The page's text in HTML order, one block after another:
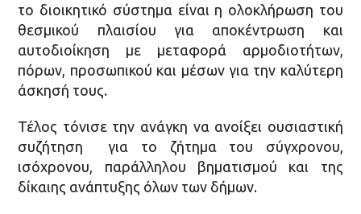
το διοικητικό σύστημα είναι η ολοκλήρωση του
θεσμικού πλαισίου για αποκέντρωση και
αυτοδιοίκηση με μεταφορά αρμοδιοτήτων,
πόρων, προσωπικού και μέσων για την καλύτερη
άσκησή τους.
Τέλος τόνισε την ανάγκη να ανοίξει ουσιαστική
συζήτηση για το ζήτημα του σύγχρονου,
ισόχρονου, παράλληλου βηματισμού και της
δίκαιης ανάπτυξης όλων των δήμων.